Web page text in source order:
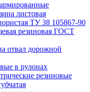
листовая
ТУ 38 105867-90
резиновая ГОСТ
отвал дорожной
в рулонах
резиновые